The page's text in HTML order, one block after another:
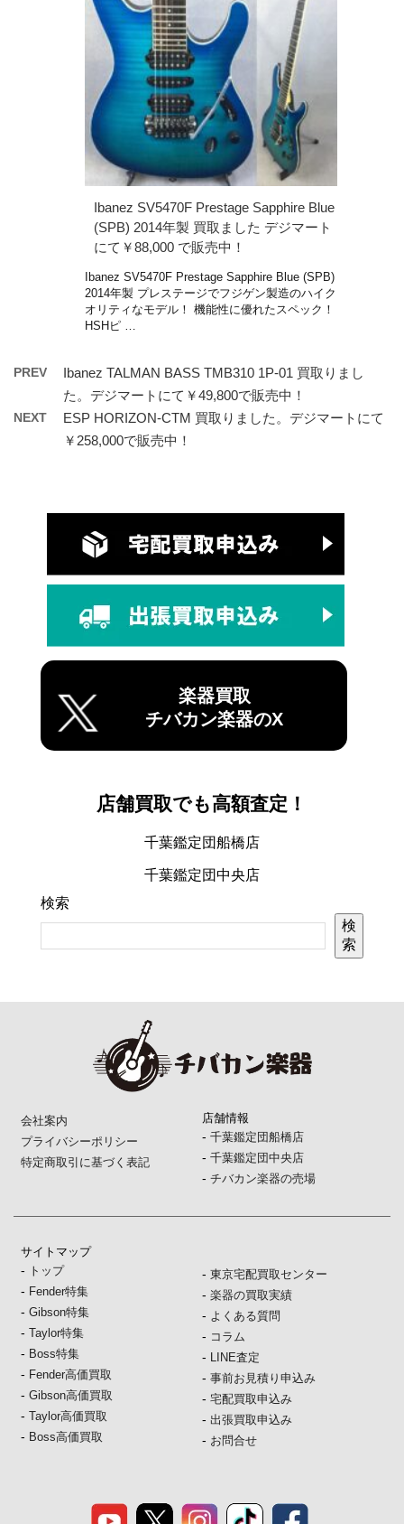
Ibanez SV5470F Prestage Sapphire Blue
(SPB) 2014年製 買取ました デジマート
にて￥88,000 で販売中！
Ibanez SV5470F Prestage Sapphire Blue (SPB)
2014年製 プレステージでフジゲン製造のハイク
オリティなモデル！ 機能性に優れたスペック！
HSHピ …
PREV
Ibanez TALMAN BASS TMB310 1P-01 買取りまし
た。デジマートにて￥49,800で販売中！
NEXT
ESP HORIZON-CTM 買取りました。デジマートにて
￥258,000で販売中！
楽器買取
チバカン楽器のX
店舗買取でも高額査定！
千葉鑑定団船橋店
千葉鑑定団中央店
検索
検
索
会社案内
プライバシーポリシー
特定商取引に基づく表記
店舗情報
- 千葉鑑定団船橋店
- 千葉鑑定団中央店
- チバカン楽器の売場
サイトマップ
- トップ
- Fender特集
-Gibson特集
-Taylor特集
- Boss特集
- Fender高価買取
-Gibson高価買取
-Taylor高価買取
- Boss高価買取
- 東京宅配買取センター
- 楽器の買取実績
- よくある質問
- コラム
- LINE査定
- 事前お見積り申込み
- 宅配買取申込み
- 出張買取申込み
- お問合せ